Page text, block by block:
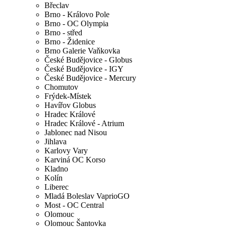
Břeclav
Brno - Královo Pole
Brno - OC Olympia
Brno - střed
Brno - Židenice
Brno Galerie Vaňkovka
České Budějovice - Globus
České Budějovice - IGY
České Budějovice - Mercury
Chomutov
Frýdek-Místek
Havířov Globus
Hradec Králové
Hradec Králové - Atrium
Jablonec nad Nisou
Jihlava
Karlovy Vary
Karviná OC Korso
Kladno
Kolín
Liberec
Mladá Boleslav VaprioGO
Most - OC Central
Olomouc
Olomouc Šantovka